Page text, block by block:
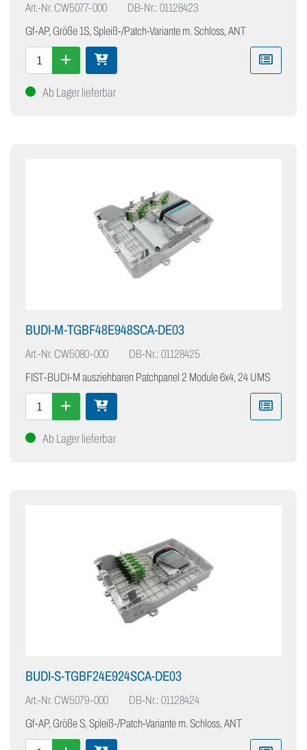
Art.-Nr.CW5077-000
DB-Nr.: 01128423
Gf-AP, Größe 1S, Spleiß-/Patch-Variante m. Schloss, ANT
Ab Lager lieferbar
BUDI-M-TGBF48E948SCA-DE03
Art.-Nr.CW5080-000
DB-Nr.: 01128425
FIST-BUDI-M ausziehbaren Patchpanel 2 Module 6x4, 24 UMS
Ab Lager lieferbar
BUDI-S-TGBF24E924SCA-DE03
Art.-Nr.CW5079-000
DB-Nr.: 01128424
Gf-AP, Größe S, Spleiß-/Patch-Variante m. Schloss, ANT